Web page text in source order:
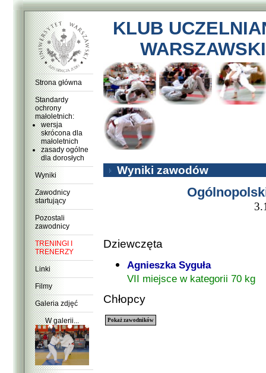
Strona główna
Standardy
ochrony
małoletnich:
wersja
skrócona dla
małoletnich
zasady ogólne
dla dorosłych
Wyniki
Zawodnicy
startujący
Pozostali
zawodnicy
TRENINGI I
TRENERZY
Linki
Filmy
Galeria zdjęć
W galerii...
KLUB
Wyniki zawodów
Dziewczęta
Agnieszka Syguła
VII miejsce w kategorii 70 kg
Chłopcy
Pokaż zawodników